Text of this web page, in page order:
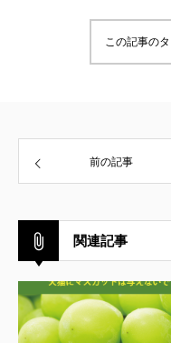
この記事の
前の記事
関連記事